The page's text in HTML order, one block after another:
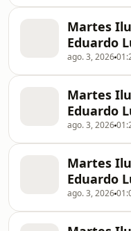
paso por el
2002. El
Sanchez,
supuesto,
divertida y
analiza
define al
cuenta una
fue uno de
en nuestro
Martes
Eduardo
ago. 3, 2026
Martes
Eduardo
ago. 3, 2026
Martes
Eduardo
ago. 3, 2026